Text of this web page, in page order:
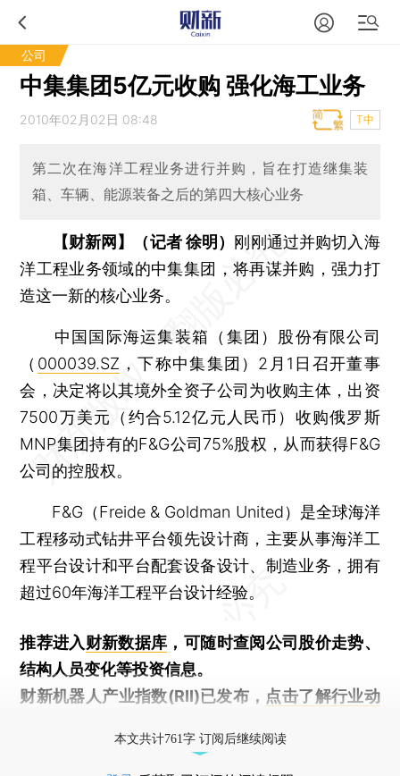
公司
中集集团5亿元收购 强化海工业务
2010年02月02日 08:48 T中
第二次在海洋工程业务进行并购，旨在打造继集装
箱、车辆、能源装备之后的第四大核心业务
【财新网】（记者 徐明） 刚刚通过并购切入海
洋工程业务领域的中集集团，将再谋并购，强力打
造这一新的核心业务。
中国国际海运集装箱（集团）股份有限公司
（ 000039.SZ ，下称中集集团）2月1日召开董事
会，决定将以其境外全资子公司为收购主体，出资
7500万美元（约合5.12亿元人民币）收购俄罗斯
MNP集团持有的F&G公司75%股权，从而获得F&G
公司的控股权。
F&G（Freide & Goldman United）是全球海洋
工程移动式钻井平台领先设计商，主要从事海洋工
程平台设计和平台配套设备设计、制造业务，拥有
超过60年海洋工程平台设计经验。
推荐进入财新数据库 ，可随时查阅公司股价走势、
结构人员变化等投资信息。
财新机器人产业指数(RII)已发布， 点击了解行业动
本文共计761字 订阅后继续阅读